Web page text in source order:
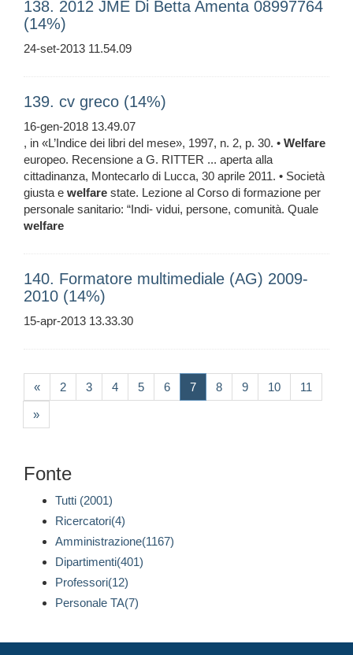
138. 2012 JME Di Betta Amenta 08997764
(14%)
24-set-2013 11.54.09
139. cv greco (14%)
16-gen-2018 13.49.07
, in «L’Indice dei libri del mese», 1997, n. 2, p. 30. • Welfare
europeo. Recensione a G. RITTER ... aperta alla
cittadinanza, Montecarlo di Lucca, 30 aprile 2011. • Società
giusta e welfare state. Lezione al Corso di formazione per
personale sanitario: “Indi- vidui, persone, comunità. Quale
welfare
140. Formatore multimediale (AG) 2009-
2010 (14%)
15-apr-2013 13.33.30
« 2 3 4 5 6 7(current)
8 9 10 11
»
Fonte
Tutti (2001)
Ricercatori(4)
Amministrazione(1167)
Dipartimenti(401)
Professori(12)
Personale TA(7)